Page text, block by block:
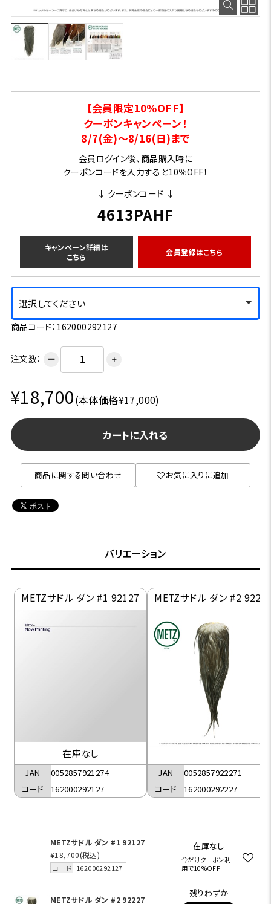
【会員限定10％OFF】
クーポンキャンペーン！
8/7(金)～8/16(日)まで
会員ログイン後、商品購入時に
クーポンコードを入力すると10％OFF！
↓ クーポンコード ↓
4613PAHF
キャンペーン詳細は
こちら
会員登録はこちら
選択してください
商品コード：162000292127
注文数： ー ＋
¥18,700(本体価格¥17,000)
カートに入れる
商品に関する問い合わせ お気に入りに追加
バリエーション
METZサドル ダン #1 92127
在庫なし
JAN
0052857921274
コード
162000292127
METZサドル ダン #2
JAN
0052857922271
コード
162000292227
METZサドル ダン #1 92127
¥18,700(税込)
コード 162000292127
在庫なし
今だけクーポン利
用で10%OFF
METZサドル ダン #2 92227
残りわずか